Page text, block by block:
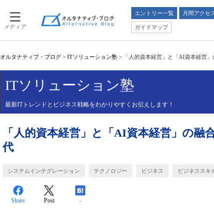
メディア
エントリー一覧 月間アクセ
ガイドマップ
オルタナティブ・ブログ > ITソリューション塾 > 「人的資本経営」と「AI資本経営
ITソリューション塾
最新ITトレンドとビジネス戦略をわかりやすくお伝えします！
「人的資本経営」と「AI資本経営」の融
代
システムインテグレーション テクノロジー ビジネス ビジネススキ
Share Post -